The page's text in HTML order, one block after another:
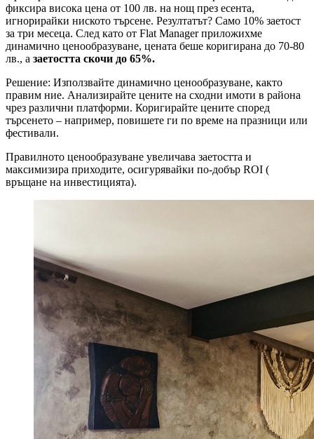
фиксира висока цена от 100 лв. на нощ през есента,
игнорирайки ниското търсене. Резултатът? Само 10% заетост
за три месеца. След като от Flat Manager приложихме
динамично ценообразуване, цената беше коригирана до 70-80
лв., а заетостта скочи до 65%.
Решение: Използвайте динамично ценообразуване, както
правим ние. Анализирайте цените на сходни имоти в района
чрез различни платформи. Коригирайте цените според
търсенето – например, повишете ги по време на празници или
фестивали.
Правилното ценообразуване увеличава заетостта и
максимизира приходите, осигурявайки по-добър ROI (
връщане на инвестицията).